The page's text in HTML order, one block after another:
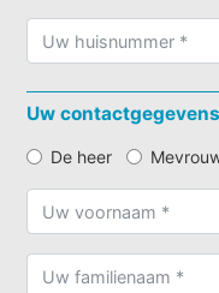
Uw contactgegevens
De heer